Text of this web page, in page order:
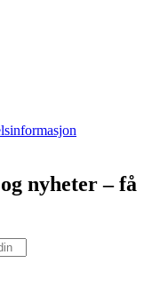
nyheter – få